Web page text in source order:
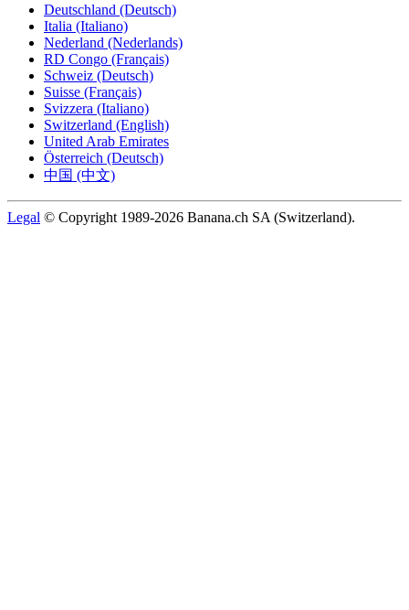
Deutschland (Deutsch)
Italia (Italiano)
Nederland (Nederlands)
RD Congo (Français)
Schweiz (Deutsch)
Suisse (Français)
Svizzera (Italiano)
Switzerland (English)
United Arab Emirates
Österreich (Deutsch)
中国 (中文)
Legal © Copyright 1989-2026 Banana.ch SA (Switzerland).